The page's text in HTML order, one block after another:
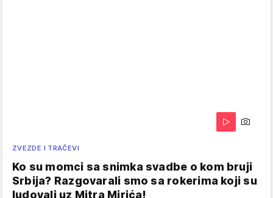
ZVEZDE I TRAČEVI
Ko su momci sa snimka svadbe o kom bruji
Srbija? Razgovarali smo sa rokerima koji su
ludovali uz Mitra Mirića!